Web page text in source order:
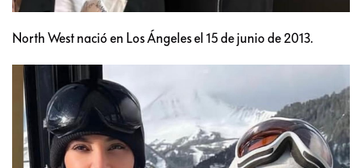
North West nació en Los Ángeles el 15 de junio de 2013.